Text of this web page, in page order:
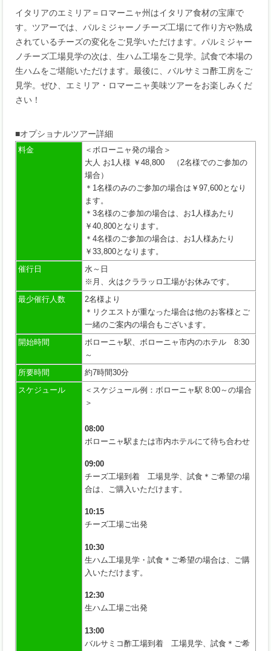
イタリアのエミリア＝ロマーニャ州はイタリア食材の宝庫で
す。ツアーでは、パルミジャーノチーズ工場にて作り方や熟成
されているチーズの変化をご見学いただけます。パルミジャー
ノチーズ工場見学の次は、生ハム工場をご見学。試食で本場の
生ハムをご堪能いただけます。最後に、バルサミコ酢工房をご
見学。ぜひ、エミリア・ロマーニャ美味ツアーをお楽しみくだ
さい！
■オプショナルツアー詳細
料金
＜ボローニャ発の場合＞
大人 お1人様 ￥48,800 （2名様でのご参加の
場合）
＊1名様のみのご参加の場合は￥97,600となり
ます。
＊3名様のご参加の場合は、お1人様あたり
￥40,800となります。
＊4名様のご参加の場合は、お1人様あたり
￥33,800となります。
催行日
水～日
※月、火はクララッロ工場がお休みです。
最少催行人数
2名様より
＊リクエストが重なった場合は他のお客様とご
一緒のご案内の場合もございます。
開始時間
ボローニャ駅、ボローニャ市内のホテル 8:30
～
所要時間 約7時間30分
スケジュール
＜スケジュール例：ボローニャ駅 8:00～の場合
＞
08:00
ボローニャ駅または市内ホテルにて待ち合わせ
09:00
チーズ工場到着 工場見学、試食＊ご希望の場
合は、ご購入いただけます。
10:15
チーズ工場ご出発
10:30
生ハム工場見学・試食＊ご希望の場合は、ご購
入いただけます。
12:30
生ハム工場ご出発
13:00
バルサミコ酢工場到着 工場見学、試食＊ご希